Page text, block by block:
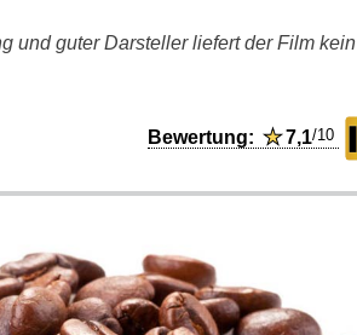
und guter Darsteller liefert der Film kein
Bewertung:★7,1/10